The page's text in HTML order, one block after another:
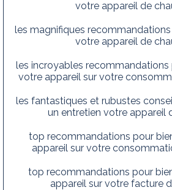
votre appareil de
les magnifiques
votre appareil de
les incroyables recommandations
votre appareil sur votre
les fantastiques et rubustes
un entretien votre appareil
top recommandations pour
appareil sur votre
top recommandations pour
appareil sur votre facture